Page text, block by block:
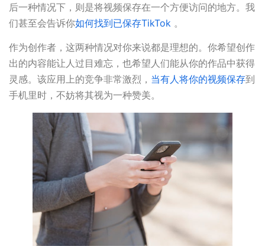
后一种情况下，则是将视频保存在一个方便访问的地方。我
们甚至会告诉你如何找到已保存TikTok 。
作为创作者，这两种情况对你来说都是理想的。你希望创作
出的内容能让人过目难忘，也希望人们能从你的作品中获得
灵感。该应用上的竞争非常激烈， 当有人将你的视频保存到
手机里时，不妨将其视为一种赞美。